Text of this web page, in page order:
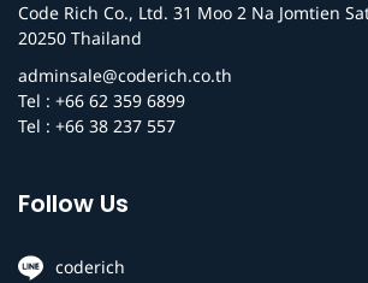
Code Rich Co., Ltd. 31 Moo 2 Na Jomtien
20250 Thailand
adminsale@coderich.co.th
Tel : +66 62 359 6899
Tel : +66 38 237 557
Follow Us
coderich